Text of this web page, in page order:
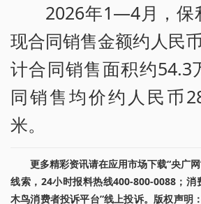
2026年1—4月，保
现合同销售金额约人民
计合同销售面积约54.3
同销售均价约人民币
米。
更多精彩资讯请在应用市场下载“央广
线索，24小时报料热线400-800-0088；消
木鸟消费者投诉平台”线上投诉。版权声明